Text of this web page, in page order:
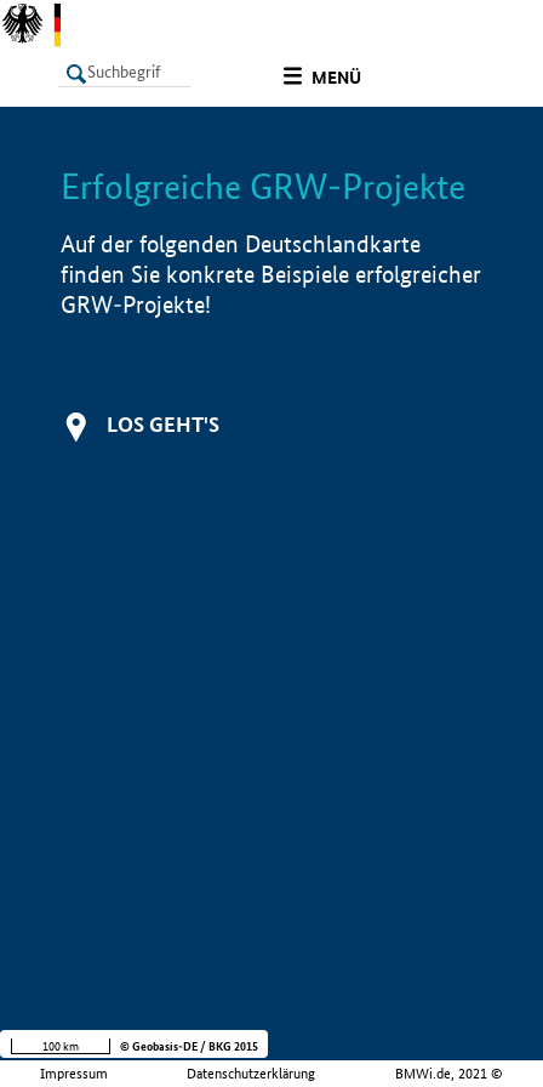
MENÜ
LISTE Info
Erfolgreiche GRW-Projekte
Auf der folgenden Deutschlandkarte
finden Sie konkrete Beispiele erfolgreicher
GRW-Projekte!
LOS GEHT'S
Impressum Datenschutzerklärung BMWi.de, 2021 ©
100 km © Geobasis-DE / BKG 2015